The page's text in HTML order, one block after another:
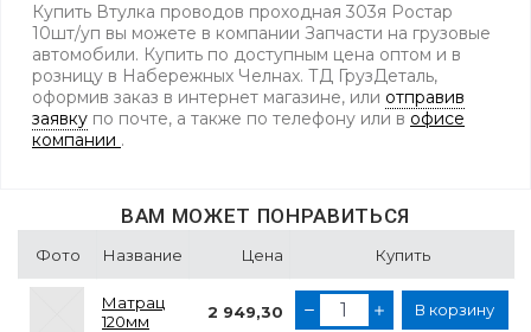
Купить Втулка проводов проходная 303я Ростар
10шт/уп вы можете в компании Запчасти на грузовые
автомобили. Купить по доступным цена оптом и в
розницу в Набережных Челнах. ТД ГрузДеталь,
оформив заказ в интернет магазине, или отправив
заявку по почте, а также по телефону или в офисе
компании .
ВАМ МОЖЕТ ПОНРАВИТЬСЯ
Фото Название Цена Купить
Матрац
120мм
2 949,30 В корзину